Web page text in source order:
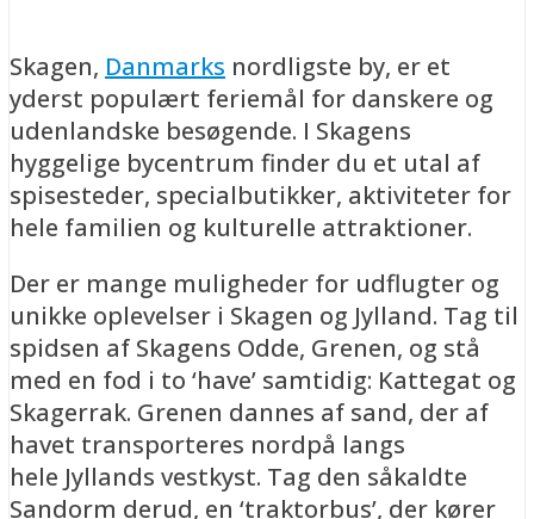
Skagen, Danmarks nordligste by, er et
yderst populært feriemål for danskere og
udenlandske besøgende. I Skagens
hyggelige bycentrum finder du et utal af
spisesteder, specialbutikker, aktiviteter for
hele familien og kulturelle attraktioner.
Der er mange muligheder for udflugter og
unikke oplevelser i Skagen og Jylland. Tag til
spidsen af Skagens Odde, Grenen, og stå
med en fod i to ‘have’ samtidig: Kattegat og
Skagerrak. Grenen dannes af sand, der af
havet transporteres nordpå langs
hele Jyllands vestkyst. Tag den såkaldte
Sandorm derud, en ‘traktorbus’, der kører